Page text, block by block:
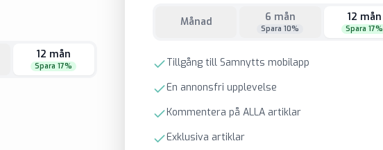
12 mån
Spara 17%
Månad 6 mån
Spara 10%
12 mån
Spara 17%
Tillgång till Samnytts mobilapp
En annonsfri upplevelse
Kommentera på ALLA artiklar
Exklusiva artiklar